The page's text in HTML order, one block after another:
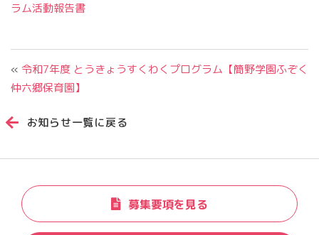
ラム活動報告書
« 令和7年度 とうきょうすくわくプログラム【簡野学園ふぞく
仲六郷保育園】
お知らせ一覧に戻る
募集要項を見る